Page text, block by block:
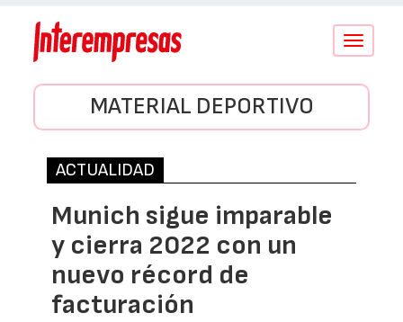
Conmutar
MATERIAL DEPORTIVO
ACTUALIDAD
Munich sigue imparable
y cierra 2022 con un
nuevo récord de
facturación